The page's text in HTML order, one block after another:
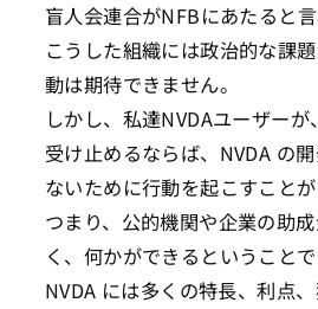
盲人会連合がNFBにあたると言
こうした組織には政治的な課
動は期待できません。
しかし、私達NVDAユーザー
受け止めるならば、NVDA の
ないために行動を起こすことが
つまり、公的機関や企業の助
く、何かができるということで
NVDA には多くの特長、利点